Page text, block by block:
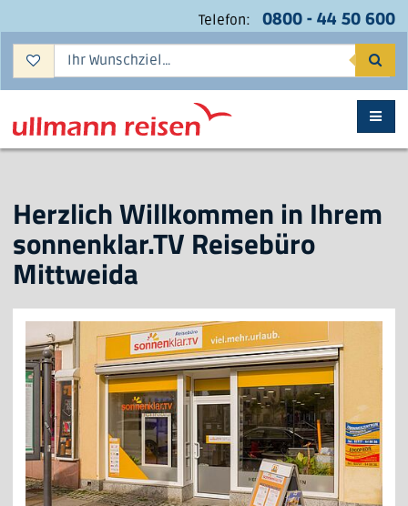
Telefon: 0800 - 44 50 600
Herzlich Willkommen in Ihrem
sonnenklar.TV Reisebüro
Mittweida